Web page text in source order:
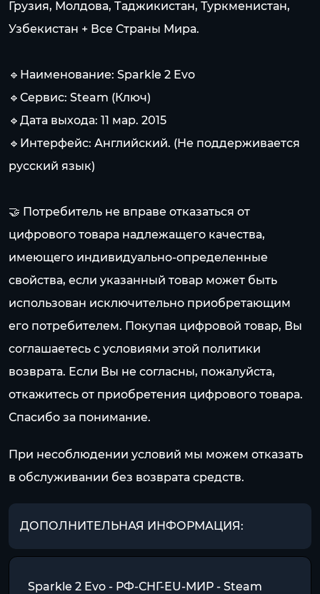
Грузия, Молдова, Таджикистан, Туркменистан,
Узбекистан + Все Страны Мира.
🔹Наименование: Sparkle 2 Evo
🔹Сервис: Steam (Ключ)
🔹Дата выхода: 11 мар. 2015
🔹Интерфейс: Английский. (Не поддерживается
русский язык)
🤝 Потребитель не вправе отказаться от
цифрового товара надлежащего качества,
имеющего индивидуально-определенные
свойства, если указанный товар может быть
использован исключительно приобретающим
его потребителем. Покупая цифровой товар, Вы
соглашаетесь с условиями этой политики
возврата. Если Вы не согласны, пожалуйста,
откажитесь от приобретения цифрового товара.
Спасибо за понимание.
При несоблюдении условий мы можем отказать
в обслуживании без возврата средств.
ДОПОЛНИТЕЛЬНАЯ ИНФОРМАЦИЯ:
Sparkle 2 Evo - РФ-СНГ-EU-МИР - Steam